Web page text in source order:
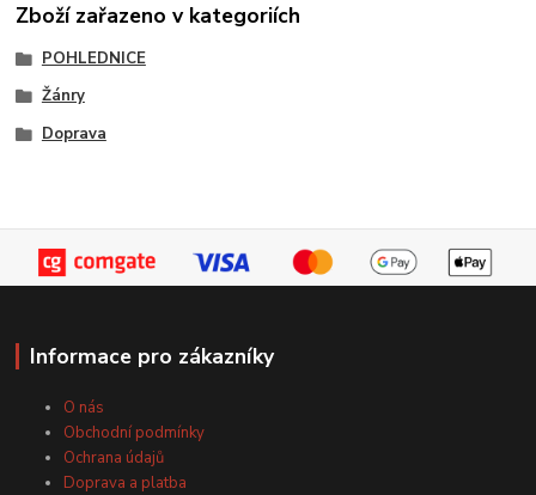
Zboží zařazeno v kategoriích
POHLEDNICE
Žánry
Doprava
Informace pro zákazníky
O nás
Obchodní podmínky
Ochrana údajů
Doprava a platba